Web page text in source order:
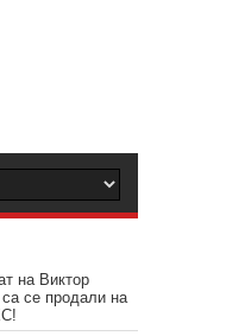
на Виктор
се продали на